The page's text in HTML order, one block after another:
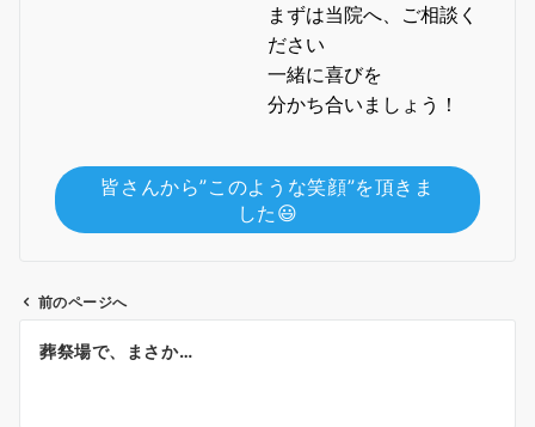
まずは当院へ、ご相談く
ださい
一緒に喜びを
分かち合いましょう！
皆さんから”このような笑顔”を頂きま
した😃
前のページへ
葬祭場で、まさか…